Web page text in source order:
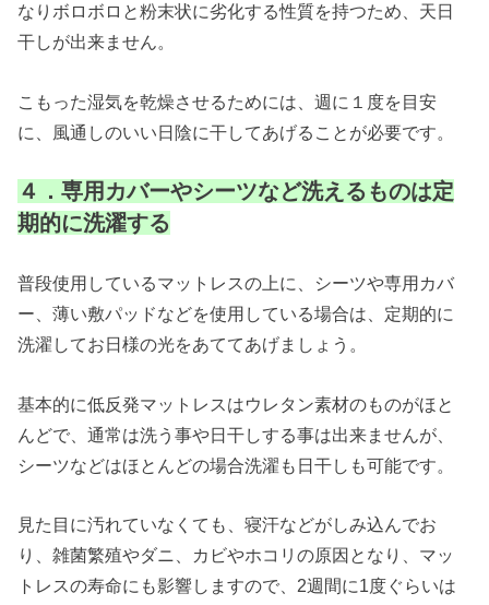
なりボロボロと粉末状に劣化する性質を持つため、天日
干しが出来ません。
こもった湿気を乾燥させるためには、週に１度を目安
に、風通しのいい日陰に干してあげることが必要です。
４．専用カバーやシーツなど洗えるものは定
期的に洗濯する
普段使用しているマットレスの上に、シーツや専用カバ
ー、薄い敷パッドなどを使用している場合は、定期的に
洗濯してお日様の光をあててあげましょう。
基本的に低反発マットレスはウレタン素材のものがほと
んどで、通常は洗う事や日干しする事は出来ませんが、
シーツなどはほとんどの場合洗濯も日干しも可能です。
見た目に汚れていなくても、寝汗などがしみ込んでお
り、雑菌繁殖やダニ、カビやホコリの原因となり、マッ
トレスの寿命にも影響しますので、2週間に1度ぐらいは